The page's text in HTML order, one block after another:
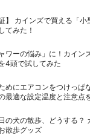
証】 カインズで買える「
てみた！
ャワーの悩み」に！カイ
4頭で試してみた
めにエアコンをつけっぱ
最適な設定温度と注意点
の犬の散歩、どうする？
散歩グッズ